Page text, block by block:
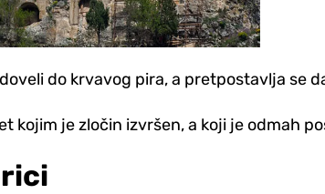
do krvavog pira, a pretpostavlja se
kojim je zločin izvršen, a koji je odmah